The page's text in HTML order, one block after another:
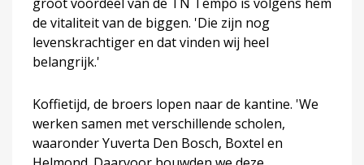
de vitaliteit van de biggen. 'Die zijn nog
levenskrachtiger en dat vinden wij heel
belangrijk.'
Koffietijd, de broers lopen naar de kantine. 'We
werken samen met verschillende scholen,
waaronder Yuverta Den Bosch, Boxtel en